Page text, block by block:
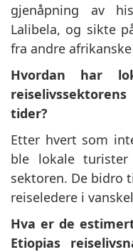
gjenåpning av
Lalibela, og sikte
fra andre
Hvordan har
tider?
Etter hvert som
ble lokale
sektoren. De bidro
reiseledere i
Hva er de
Etiopias